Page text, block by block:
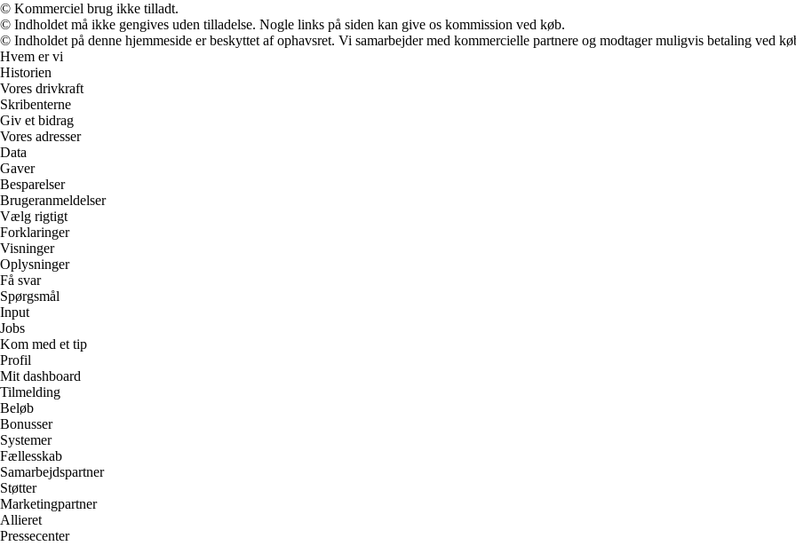
© Kommerciel brug ikke tilladt.
© Indholdet må ikke gengives uden tilladelse. Nogle links på siden kan give os kommission ved køb.
© Indholdet på denne hjemmeside er beskyttet af ophavsret. Vi samarbejder med kommercielle partnere og modtager muligvis betaling ved
Hvem er vi
Historien
Vores drivkraft
Skribenterne
Giv et bidrag
Vores adresser
Data
Gaver
Besparelser
Brugeranmeldelser
Vælg rigtigt
Forklaringer
Visninger
Oplysninger
Få svar
Spørgsmål
Input
Jobs
Kom med et tip
Profil
Mit dashboard
Tilmelding
Beløb
Bonusser
Systemer
Fællesskab
Samarbejdspartner
Støtter
Marketingpartner
Allieret
Pressecenter